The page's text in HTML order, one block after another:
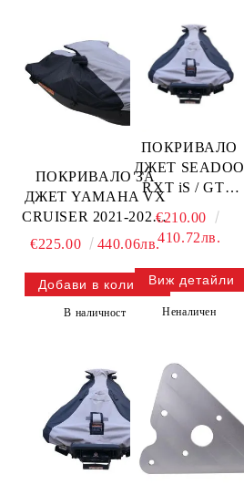
ПОКРИВАЛО ЗА
ДЖЕТ YAMAHA VX
CRUISER 2021-2023 /
вентилирано/ —
€225.00 440.06лв.
В наличност
ПОКРИВАЛО
ДЖЕТ SEADOO
RXT iS / GTX
111WS118-V SBT
€210.00
410.72лв.
Виж детайли
Неналичен